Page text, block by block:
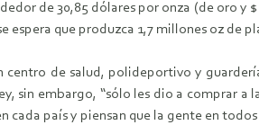
de 30,85 dólares por onza (de oro y
espera que produzca 1,7 millones oz de
de salud, polideportivo y
sin embargo, “sólo les dio a comprar
país y piensan que la gente en